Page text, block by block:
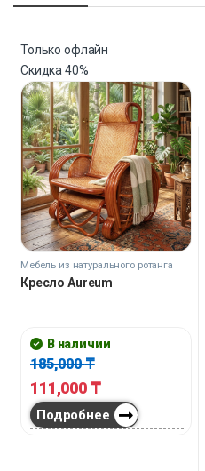
Только офлайн
Скидка40%
Мебель из натурального ротанга
Кресло Aureum
В наличии
185,000₸
111,000 ₸
Подробнее